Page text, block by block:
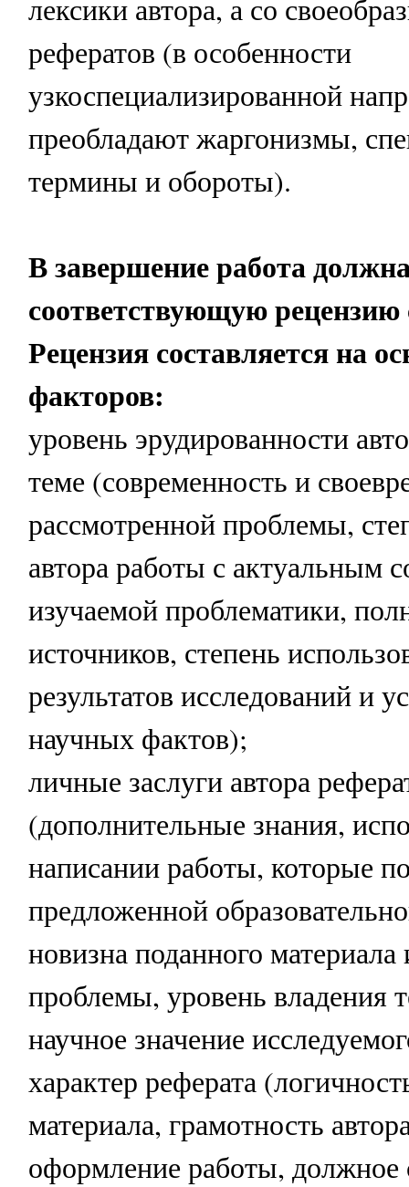
лексики автора, а со
рефератов (в особенности
узкоспециализированной
преобладают жаргонизмы,
термины и обороты).
В завершение работа
соответствующую рецензию
Рецензия составляется на
факторов:
уровень эрудированности
теме (современность и
рассмотренной проблемы,
автора работы с актуальным
изучаемой проблематики,
источников, степень
результатов исследований и
научных фактов);
личные заслуги автора
(дополнительные знания,
написании работы, которые
предложенной
новизна поданного
проблемы, уровень владения
научное значение
характер реферата
материала, грамотность
оформление работы, должное